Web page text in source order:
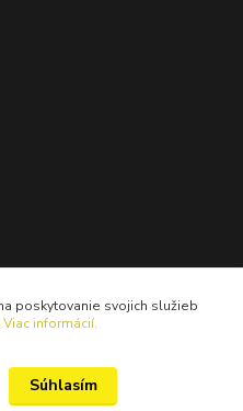
poskytovanie svojich služieb
Viac informácií.
Súhlasím